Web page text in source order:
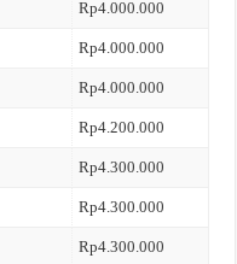
Rp4.000.000
Rp4.000.000
Rp4.000.000
Rp4.200.000
Rp4.300.000
Rp4.300.000
Rp4.300.000